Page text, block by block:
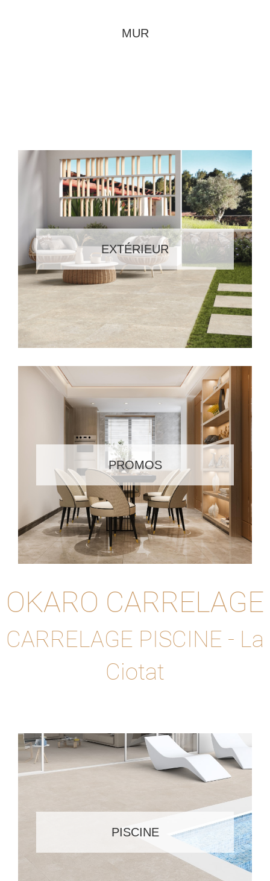
MUR
EXTÉRIEUR
PROMOS
OKARO CARRELAGE
CARRELAGE PISCINE - La
Ciotat
PISCINE